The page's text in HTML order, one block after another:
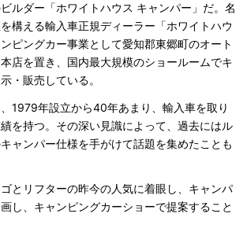
ルダー「ホワイトハウス キャンパー」だ。名
構える輸入車正規ディーラー「ホワイトハウ
ピングカー事業として愛知郡東郷町のオート
店を置き、国内最大規模のショールームでキ
・販売している。
1979年設立から40年あまり、輸入車を取り
を持つ。その深い見識によって、過去にはル
ャンパー仕様を手がけて話題を集めたことも
とリフターの昨今の人気に着眼し、キャンパ
し、キャンピングカーショーで提案すること